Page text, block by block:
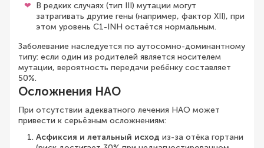
В редких случаях (тип III) мутации могут
затрагивать другие гены (например, фактор XII), при
этом уровень C1-INH остаётся нормальным.
Заболевание наследуется по аутосомно-доминантному
типу: если один из родителей является носителем
мутации, вероятность передачи ребёнку составляет
50%.
Осложнения НАО
При отсутствии адекватного лечения НАО может
привести к серьёзным осложнениям:
Асфиксия и летальный исход из-за отёка гортани